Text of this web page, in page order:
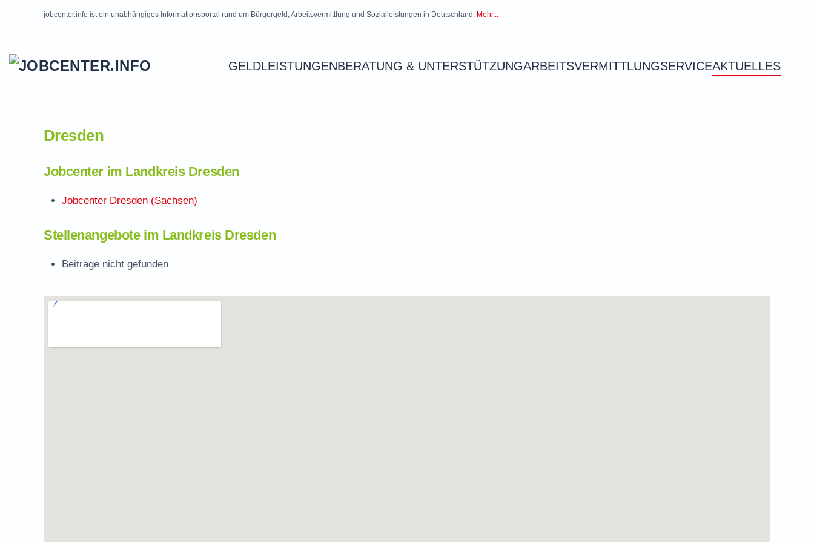
jobcenter.info ist ein unabhängiges Informationsportal rund um Bürgergeld, Arbeitsvermittlung und Sozialleistungen in Deutschland. Mehr...
GELDLEISTUNGENBERATUNG & UNTERSTÜTZUNGARBEITSVERMITTLUNGSERVICEAKTUELLES
Dresden
Jobcenter im Landkreis Dresden
Jobcenter Dresden (Sachsen)
Stellenangebote im Landkreis Dresden
Beiträge nicht gefunden